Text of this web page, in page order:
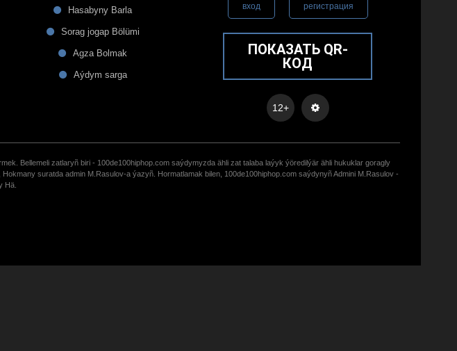
Hasabyny Barla
Sorag jogap Bölümi
Agza Bolmak
Aýdym sarga
вход регистрация
ПОКАЗАТЬ QR-
КОД
12+
Bellemeli zatlaryñ biri - 100de100hiphop.com saýdymyzda ähli zat talaba laýyk ýöredilýär ähli hukuklar goragly
suratda admin M.Rasulov-a ýazyñ. Hormatlamak bilen, 100de100hiphop.com saýdynyñ Admini M.Rasulov -
Hä.